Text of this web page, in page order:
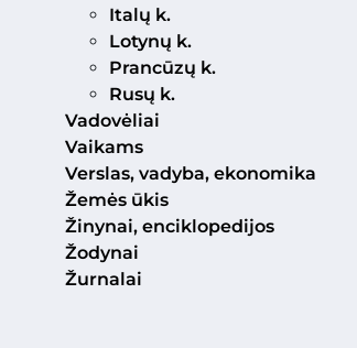
Italų k.
Lotynų k.
Prancūzų k.
Rusų k.
Vadovėliai
Vaikams
Verslas, vadyba, ekonomika
Žemės ūkis
Žinynai, enciklopedijos
Žodynai
Žurnalai